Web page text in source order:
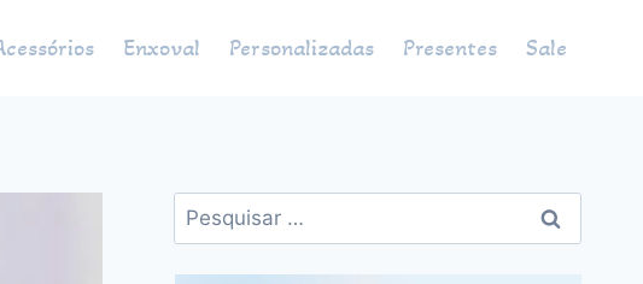
Enxoval Personalizadas Presentes Sale
Pesquisar
por: